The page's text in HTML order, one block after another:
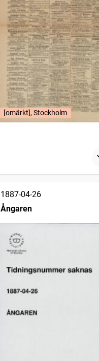
[omärkt], Stockholm
1887-04-26
Ångaren